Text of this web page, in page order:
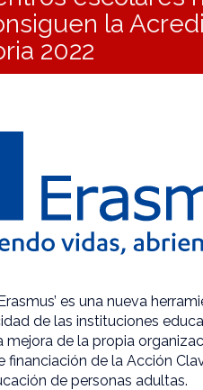
la
2022
es una nueva
de las instituciones
mejora de la propia
financiación de la Acción
de personas adultas.